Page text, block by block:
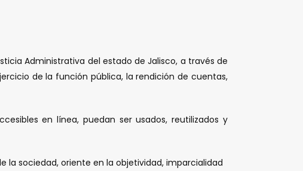
Administrativa del estado de Jalisco, a través de
de la función pública, la rendición de cuentas,
en lí­nea, puedan ser usados, reutilizados y
la sociedad, oriente en la objetividad, imparcialidad